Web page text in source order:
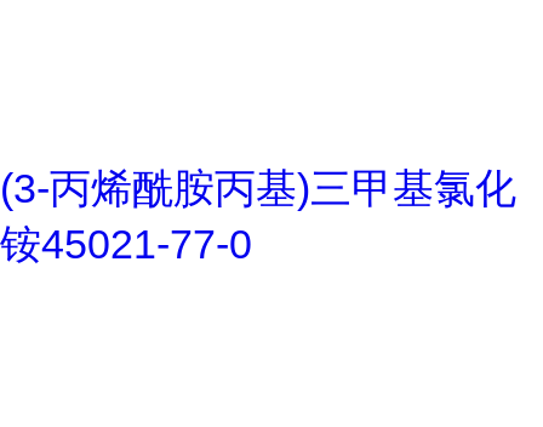
(3-丙烯酰胺丙基)三甲基氯化
铵45021-77-0